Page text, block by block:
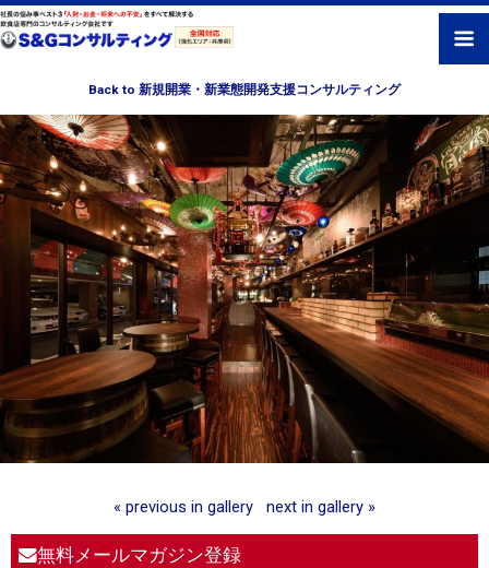
Back to 新規開業・新業態開発支援コンサルティング
« previous in gallery next in gallery »
無料メールマガジン登録